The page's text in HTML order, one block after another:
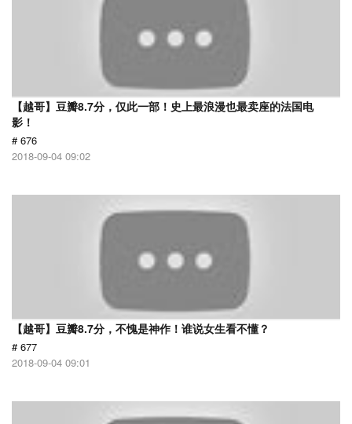
【越哥】豆瓣8.7分，仅此一部！史上最浪漫也最卖座的法国电
影！
# 676
2018-09-04 09:02
【越哥】豆瓣8.7分，不愧是神作！谁说女生看不懂？
# 677
2018-09-04 09:01